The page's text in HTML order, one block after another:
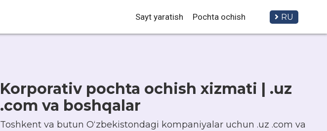
Sayt yaratish Pochta ochish RU
Korporativ pochta ochish xizmati | .uz
.com va boshqalar
Toshkent va butun Oʻzbekistondagi kompaniyalar uchun .uz .com va